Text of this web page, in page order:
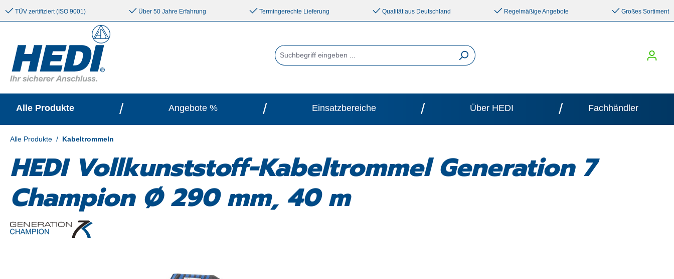
springen Zur Hauptnavigation springen
TÜV zertifiziert (ISO 9001) Über 50 Jahre Erfahrung Termingerechte Lieferung Qualität aus Deutschland Regelmäßige Angebote Großes Sortiment
Alle Produkte / Angebote % / Einsatzbereiche / Über HEDI / Fachhändler
Alle Produkte / Kabeltrommeln
HEDI Vollkunststoff-Kabeltrommel Generation 7
Champion Ø 290 mm, 40 m